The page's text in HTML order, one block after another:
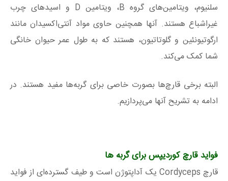
سلنیوم، ویتامین‌های گروه B، ویتامین D و اسیدهای چرب
غیراشباع هستند. آنها همچنین حاوی مواد آنتی‌اکسیدان مانند
ارگوتیونئین و گلوتاتیون، هستند که به طول عمر حیوان خانگی
شما کمک می‌کند.
البته برخی قارچ‌ها بصورت خاصی برای گربه‌ها مفید هستند. در
ادامه به تشریح آنها می‌پردازیم.
فواید قارچ کوردیپس برای گربه ها
قارچ Cordyceps یک آداپتوژن است و طیف گسترده‌ای از فواید